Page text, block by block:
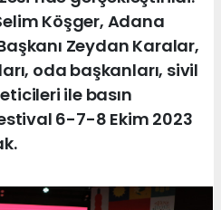
Köşger, Adana
Zeydan Karalar,
oda başkanları, sivil
ile basın
6-7-8 Ekim 2023